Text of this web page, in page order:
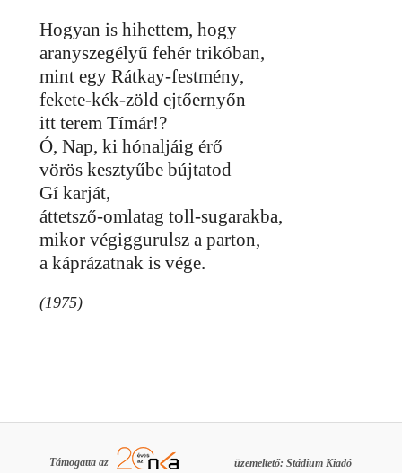
Hogyan is hihettem, hogy
aranyszegélyű fehér trikóban,
mint egy Rátkay-festmény,
fekete-kék-zöld ejtőernyőn
itt terem Tímár!?
Ó, Nap, ki hónaljáig érő
vörös kesztyűbe bújtatod
Gí karját,
áttetsző-omlatag toll-sugarakba,
mikor végiggurulsz a parton,
a káprázatnak is vége.
(1975)
Támogatta az üzemeltető: Stádium Kiadó